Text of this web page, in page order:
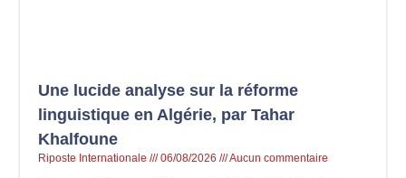
Une lucide analyse sur la réforme
linguistique en Algérie, par Tahar
Khalfoune
Riposte Internationale 06/08/2026 Aucun commentaire